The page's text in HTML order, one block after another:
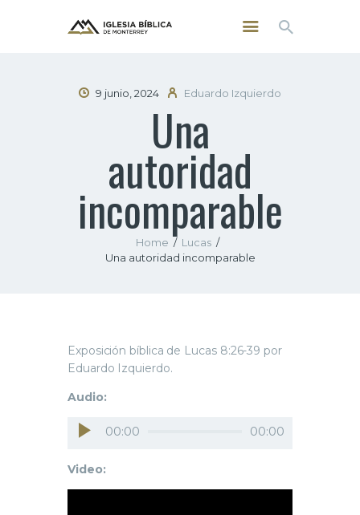
9 junio, 2024 Eduardo Izquierdo
Una
autoridad
incomparable
Home
Lucas
Una autoridad incomparable
SERMONES
CONTACTO
Exposición bíblica de Lucas 8:26-39 por
Eduardo Izquierdo.
Audio:
Reproductor
de
audio
00:00 00:00
Video: